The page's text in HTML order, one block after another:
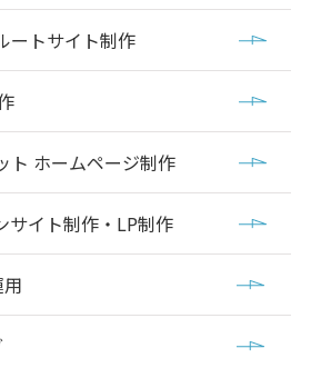
ートサイト制作
ト ホームページ制作
サイト制作・LP制作